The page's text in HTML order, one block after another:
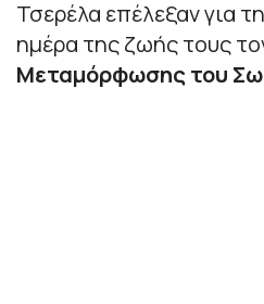
Τσερέλα επέλεξαν για
ημέρα της ζωής τους
Μεταμόρφωσης του